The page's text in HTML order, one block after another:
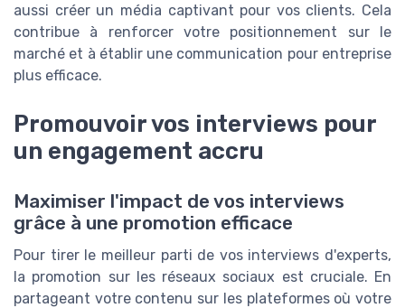
aussi créer un média captivant pour vos clients. Cela
contribue à renforcer votre positionnement sur le
marché et à établir une communication pour entreprise
plus efficace.
Promouvoir vos interviews pour
un engagement accru
Maximiser l'impact de vos interviews
grâce à une promotion efficace
Pour tirer le meilleur parti de vos interviews d'experts,
la promotion sur les réseaux sociaux est cruciale. En
partageant votre contenu sur les plateformes où votre